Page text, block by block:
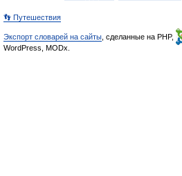
👣 Путешествия
Экспорт словарей на сайты , сделанные на PHP,
WordPress, MODx.